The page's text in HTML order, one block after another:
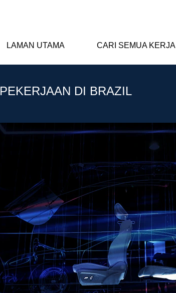
LAMAN UTAMA CARI SEMUA KERJA
PEKERJAAN DI BRAZIL